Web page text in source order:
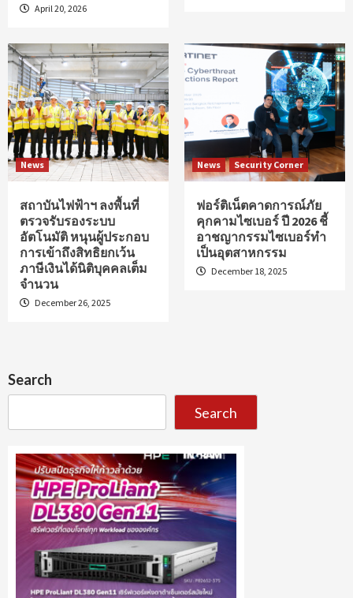
April 20, 2026
News
สถาบันไฟฟ้าฯ ลงพื้นที่
ตรวจรับรองระบบ
อัตโนมัติ หนุนผู้ประกอบ
การเข้าถึงสิทธิยกเว้น
ภาษีเงินได้นิติบุคคลเต็ม
จำนวน
December 26, 2025
News Security Corner
ฟอร์ติเน็ตคาดการณ์ภัย
คุกคามไซเบอร์ ปี 2026 ชี้
อาชญากรรมไซเบอร์ทำ
เป็นอุตสาหกรรม
December 18, 2025
Search
Search